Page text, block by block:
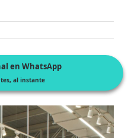
en WhatsApp
al instante